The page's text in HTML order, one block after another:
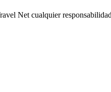
Net cualquier